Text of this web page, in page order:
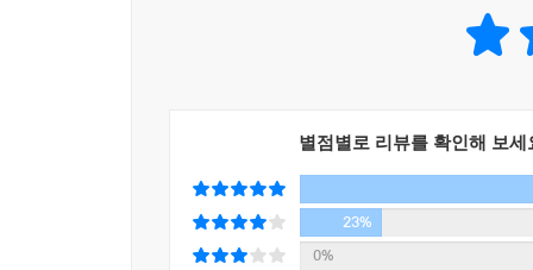
별점별로 리뷰를 확인해 보세
23%
0%